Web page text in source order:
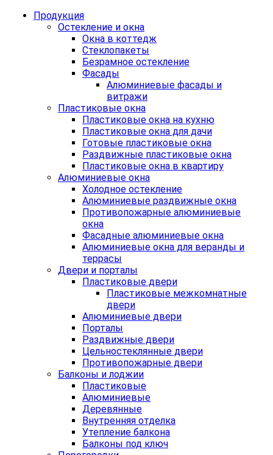
Продукция
Остекление и окна
Окна в коттедж
Стеклопакеты
Безрамное остекление
Фасады
Алюминиевые фасады и
витражи
Пластиковые окна
Пластиковые окна на кухню
Пластиковые окна для дачи
Готовые пластиковые окна
Раздвижные пластиковые окна
Пластиковые окна в квартиру
Алюминиевые окна
Холодное остекление
Алюминиевые раздвижные окна
Противопожарные алюминиевые
окна
Фасадные алюминиевые окна
Алюминиевые окна для веранды и
террасы
Двери и порталы
Пластиковые двери
Пластиковые межкомнатные
двери
Алюминиевые двери
Порталы
Раздвижные двери
Цельностеклянные двери
Противопожарные двери
Балконы и лоджии
Пластиковые
Алюминиевые
Деревянные
Внутренняя отделка
Утепление балкона
Балконы под ключ